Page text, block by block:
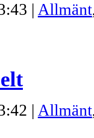
| Allmänt
| Allmänt